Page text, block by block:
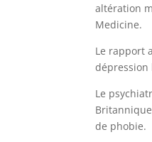
altération
Medicine.
Le rapport
dépression
Le
de phobie.